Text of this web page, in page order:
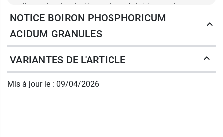
il conviendra de dissoudre préalablement les
granules de Phosphoricum acidum dans un
verre contenant un peu d'eau.
S'il arrivait que les symptômes persistent malgré
la prise des granules de Phosphoricum acidum,
consultez votre médecin.
NOTICE BOIRON PHOSPHORICUM
ACIDUM GRANULES
VARIANTES DE L'ARTICLE
Mis à jour le : 09/04/2026